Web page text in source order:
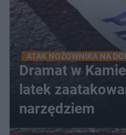
ATAK NOŻOWNIKA NA
Dramat w
latek
narzędziem